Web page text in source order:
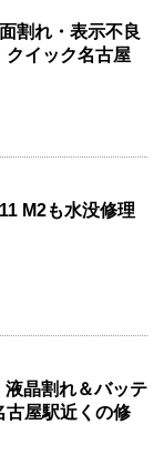
割れ・表示不良
クイック名古屋
M2も水没修理
液晶割れ＆バッテ
古屋駅近くの修